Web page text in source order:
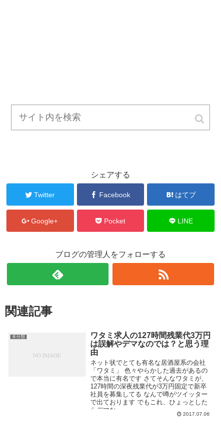
シェアする
Twitter Facebook はてブ
Google+ Pocket LINE
ブログの管理人をフォローする
関連記事
未分類
ワタミ求人の127時間残業代3万円
は誤解やデマなのでは？と思う理
由
ネット状でとても有名な居酒屋系の会社
「ワタミ」 色々やらかした過去があるの
で本当に有名です さてそんなワタミが、
127時間の深夜残業代が3万円固定で新卒
社員を募集してる なんで噂がツイッター
で出ております でもこれ、ひょっとした
らデマな...
2017.07.06